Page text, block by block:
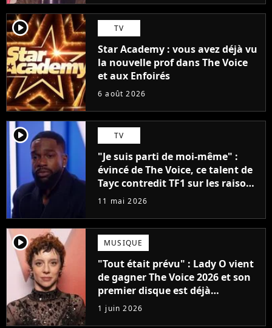
player2 TV
Star Academy : vous avez déjà vu
la nouvelle prof dans The Voice
et aux Enfoirés
6 août 2026
player2 TV
"Je suis parti de moi-même" :
évincé de The Voice, ce talent de
Tayc contredit TF1 sur les raisons
de son élimination
11 mai 2026
player2 MUSIQUE
"Tout était prévu" : Lady O vient
de gagner The Voice 2026 et son
premier disque est déjà
disponible
1 juin 2026